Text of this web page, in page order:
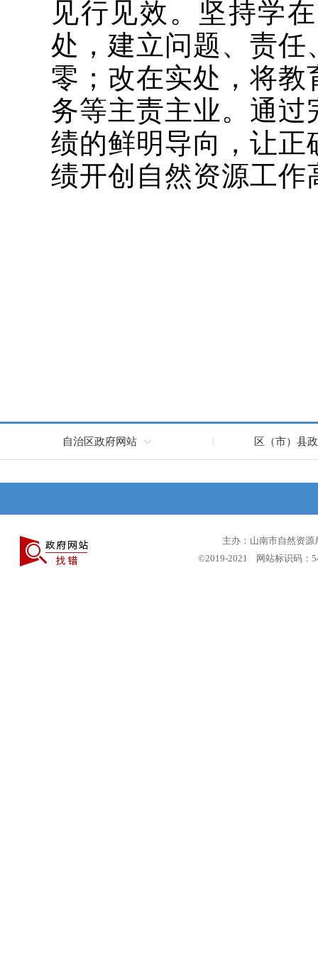
见行见效。坚持学
处，建立问题、责
零；改在实处，将
务等主责主业。通
绩的鲜明导向，让
绩开创自然资源工
自治区政府网站 区（市）县
主办：山南市自然资
©2019-2021 网站标识码：